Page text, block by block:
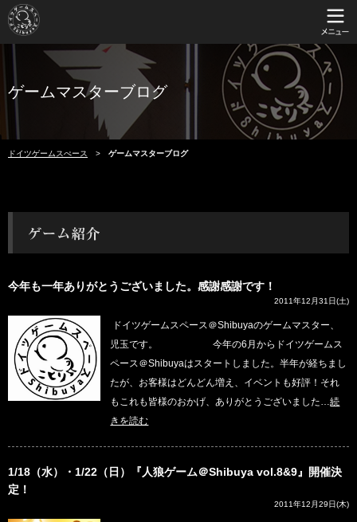
ゲームマスターブログ
ドイツゲームスぺース ゲームマスターブログ
今年も一年ありがとうございました。感謝感謝です！
2011年12月31日(土)
ドイツゲームスペース＠Shibuyaのゲームマスター、
児玉です。 今年の6月からドイツゲームス
ペース＠Shibuyaはスタートしました。半年が経ちまし
たが、お客様はどんどん増え、イベントも好評！それ
もこれも皆様のおかげ、ありがとうございました…続
きを読む
1/18（水）・1/22（日）『人狼ゲーム＠Shibuya vol.8&9』開催決
定！
2011年12月29日(木)